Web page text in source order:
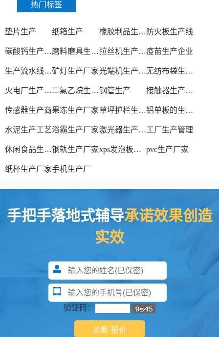
热门标签
垫片生产 纸箱生产 橡胶制品生产厂 防火板生产线
碳酸钙生产设备 磨料磨具生产厂家 拉丝机生产厂家疫苗生产企业
生产流水线设备矿灯生产厂家 光端机生产厂家 无纺布袋生产厂家
火电厂生产过程 二氯乙烷生产厂家钢管生产 接触器生产厂家
传感器生产商果冻生产厂家 草坪护栏生产厂家 铝单板的生产厂家
水泥生产工艺浴霸生产厂家 激光器生产厂家工厂生产管理
休闲食品生产线钢轨生产厂家 xps发泡板材生产线 pvc生产厂家
纸杯生产厂家手机生产厂
手把手落地式辅导承诺效果创造
实效
验证码：